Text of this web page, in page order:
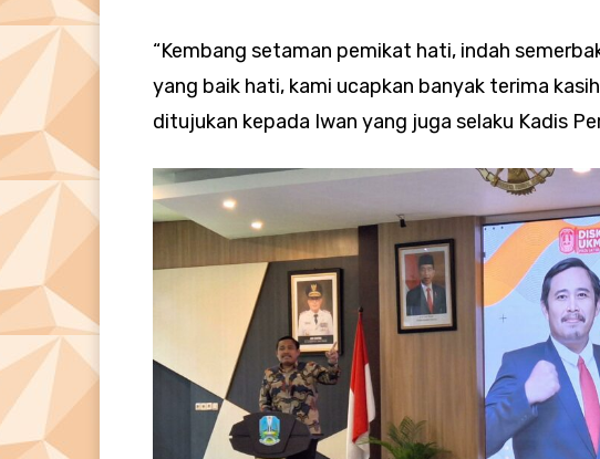
“Kembang setaman pemikat hati, indah
yang baik hati, kami ucapkan banyak terima
ditujukan kepada Iwan yang juga selaku Kadis